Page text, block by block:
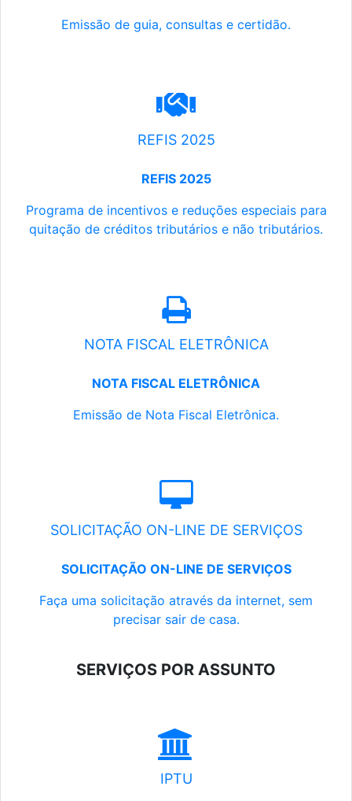
Emissão de guia, consultas e certidão.
REFIS 2025
REFIS 2025
Programa de incentivos e reduções especiais para
quitação de créditos tributários e não tributários.
NOTA FISCAL ELETRÔNICA
NOTA FISCAL ELETRÔNICA
Emissão de Nota Fiscal Eletrônica.
SOLICITAÇÃO ON-LINE DE SERVIÇOS
SOLICITAÇÃO ON-LINE DE SERVIÇOS
Faça uma solicitação através da internet, sem
precisar sair de casa.
SERVIÇOS POR ASSUNTO
IPTU